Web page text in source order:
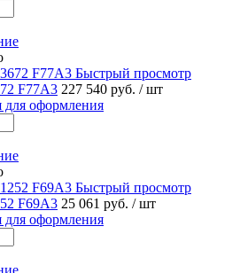
Быстрый просмотр
F77A3 227 540 руб. / шт
для оформления
Быстрый просмотр
F69A3 25 061 руб. / шт
для оформления